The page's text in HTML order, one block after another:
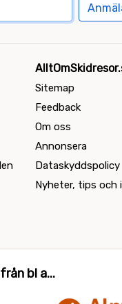
Sitemap
Feedback
Om oss
Annonsera
Dataskyddspolicy
Nyheter, tips och
bl a...